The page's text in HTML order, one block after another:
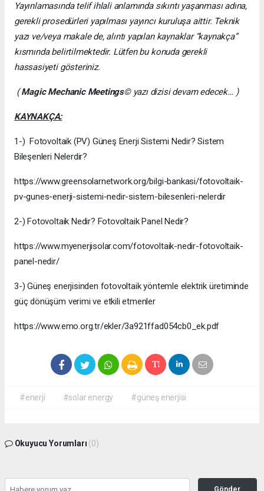
Yayınlamasında telif ihlali anlamında sıkıntı yaşanması adına,
gerekli prosedürleri yapılması yayıncı kuruluşa aittir. Teknik
yazı ve/veya makale de, alıntı yapılan kaynaklar “kaynakça”
kısmında belirtilmektedir. Lütfen bu konuda gerekli
hassasiyeti gösteriniz.
(Magic Mechanic Meetings© yazı dizisi devam edecek… )
KAYNAKÇA:
1-) Fotovoltaik (PV) Güneş Enerji Sistemi Nedir? Sistem
Bileşenleri Nelerdir?
https://www.greensolarnetwork.org/bilgi-bankasi/fotovoltaik-
pv-gunes-enerji-sistemi-nedir-sistem-bilesenleri-nelerdir
2-) Fotovoltaik Nedir? Fotovoltaik Panel Nedir?
https://www.myenerjisolar.com/fotovoltaik-nedir-fotovoltaik-
panel-nedir/
3-) Güneş enerjisinden fotovoltaik yöntemle elektrik üretiminde
güç dönüşüm verimi ve etkili etmenler
https://www.emo.org.tr/ekler/3a921ffad054cb0_ek.pdf
#enerji #solar energy #güneş enerjisi
Okuyucu Yorumları (0)
Gönder